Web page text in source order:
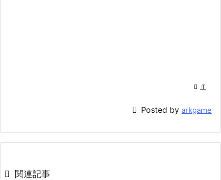
 IT
 Posted by arkgame
 関連記事